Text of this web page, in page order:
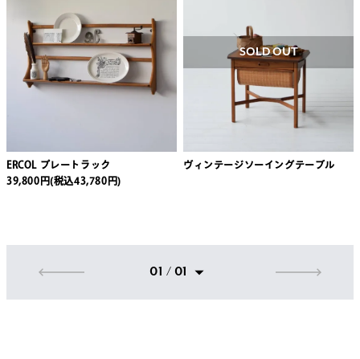
ERCOL プレートラック
39,800円(税込43,780円)
SOLD OUT
ヴィンテージソーイングテーブル
01 / 01